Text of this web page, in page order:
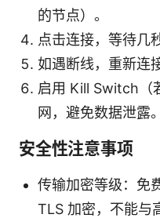
的节点）。
点击连接，等待几
如遇断线，重新连
启用 Kill Switch（
网，避免数据泄露。
安全性注意事项
传输加密等级：免
TLS 加密，不能与